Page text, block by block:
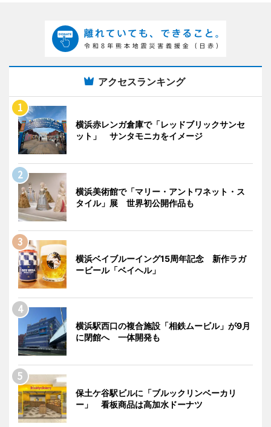
アクセスランキング
横浜赤レンガ倉庫で「レッドブリックサンセ
ット」 サンタモニカをイメージ
横浜美術館で「マリー・アントワネット・ス
タイル」展 世界初公開作品も
横浜ベイブルーイング15周年記念 新作ラガ
ービール「ベイヘル」
横浜駅西口の複合施設「相鉄ムービル」が9月
に閉館へ 一体開発も
保土ケ谷駅ビルに「ブルックリンベーカリ
ー」 看板商品は高加水ドーナツ